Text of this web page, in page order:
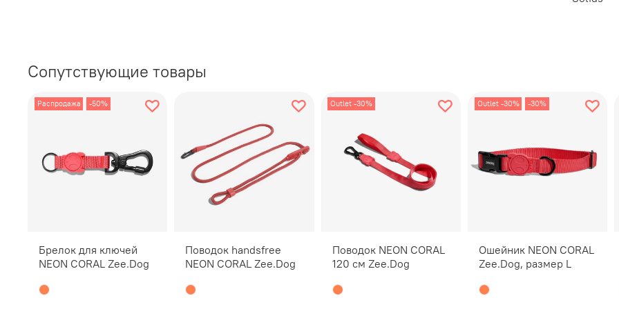
4-
Сопутствующие товары
Распродажа -50%
Брелок для ключей
NEON CORAL Zee.Dog
Поводок handsfree
NEON CORAL Zee.Dog
Outlet -30%
Поводок NEON CORAL
120 см Zee.Dog
Outlet -30% -30%
Ошейник NEON CORAL
Zee.Dog, размер L